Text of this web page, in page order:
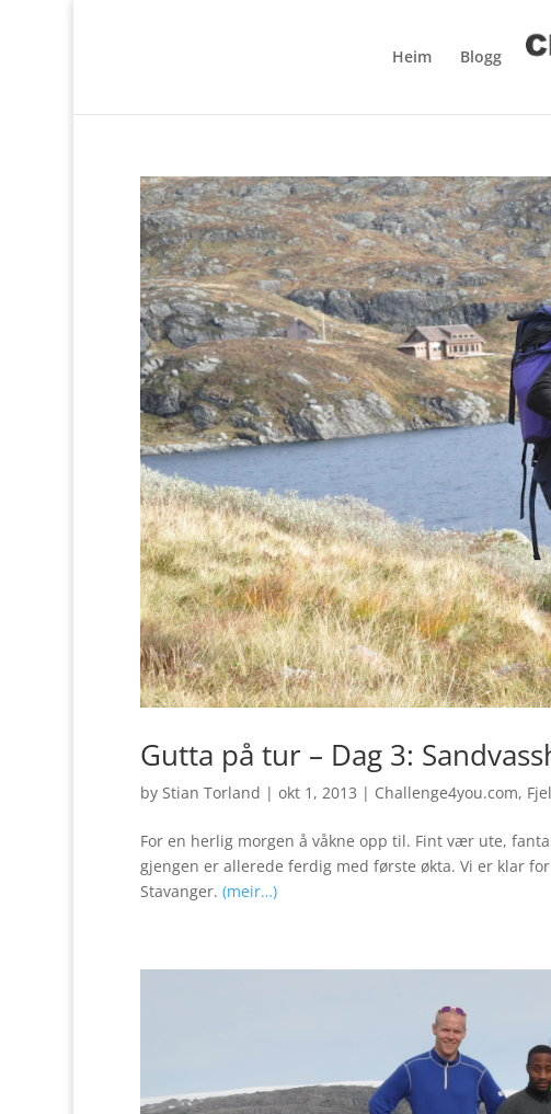
Heim Blogg
Gutta på tur – Dag 3:
by Stian Torland | okt 1, 2013 | Challenge4you.com,
For en herlig morgen å våkne opp til. Fint vær ute,
gjengen er allerede ferdig med første økta. Vi er klar
Stavanger. (meir…)